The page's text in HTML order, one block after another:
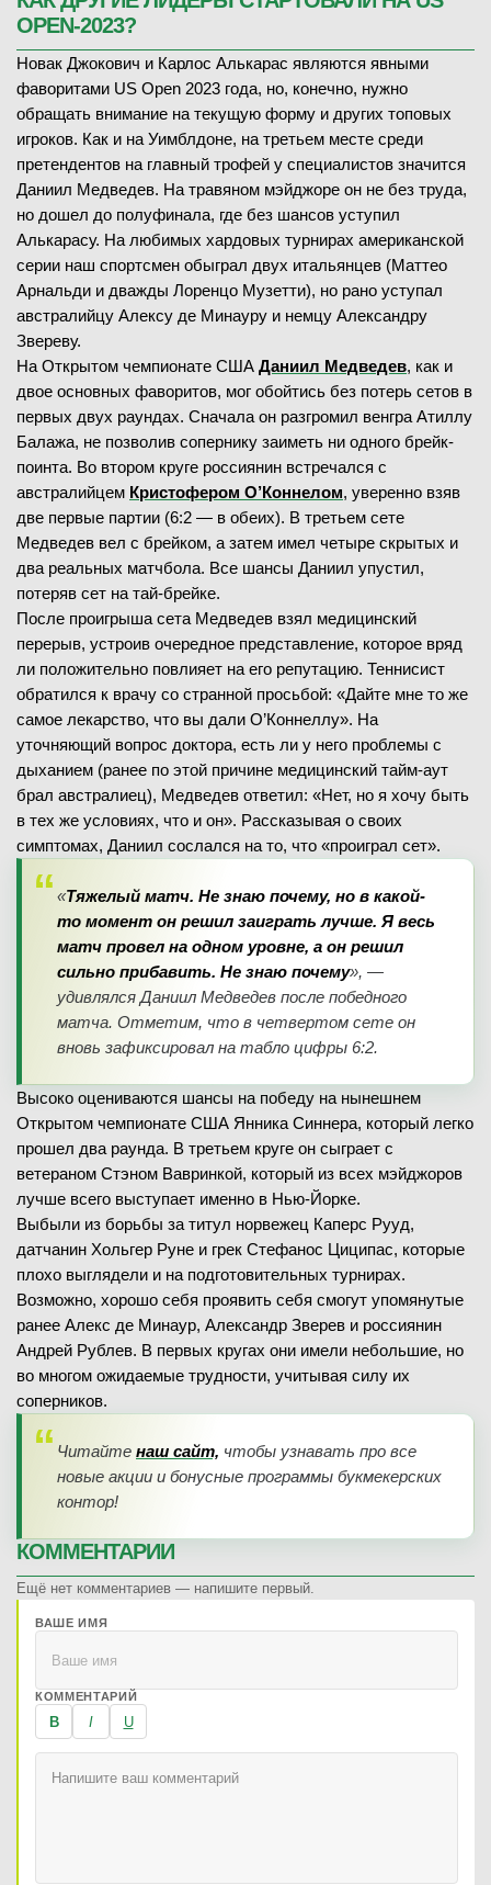
OPEN-2023?
Новак Джокович и Карлос Алькарас являются явными
фаворитами US Open 2023 года, но, конечно, нужно
обращать внимание на текущую форму и других топовых
игроков. Как и на Уимблдоне, на третьем месте среди
претендентов на главный трофей у специалистов значится
Даниил Медведев. На травяном мэйджоре он не без труда,
но дошел до полуфинала, где без шансов уступил
Алькарасу. На любимых хардовых турнирах американской
серии наш спортсмен обыграл двух итальянцев (Маттео
Арнальди и дважды Лоренцо Музетти), но рано уступал
австралийцу Алексу де Минауру и немцу Александру
Звереву.
На Открытом чемпионате США Даниил Медведев, как и
двое основных фаворитов, мог обойтись без потерь сетов в
первых двух раундах. Сначала он разгромил венгра Атиллу
Балажа, не позволив сопернику заиметь ни одного брейк-
поинта. Во втором круге россиянин встречался с
австралийцем Кристофером О’Коннелом, уверенно взяв
две первые партии (6:2 — в обеих). В третьем сете
Медведев вел с брейком, а затем имел четыре скрытых и
два реальных матчбола. Все шансы Даниил упустил,
потеряв сет на тай-брейке.
После проигрыша сета Медведев взял медицинский
перерыв, устроив очередное представление, которое вряд
ли положительно повлияет на его репутацию. Теннисист
обратился к врачу со странной просьбой: «Дайте мне то же
самое лекарство, что вы дали О’Коннеллу». На
уточняющий вопрос доктора, есть ли у него проблемы с
дыханием (ранее по этой причине медицинский тайм-аут
брал австралиец), Медведев ответил: «Нет, но я хочу быть
в тех же условиях, что и он». Рассказывая о своих
симптомах, Даниил сослался на то, что «проиграл сет».
«Тяжелый матч. Не знаю почему, но в какой-
то момент он решил заиграть лучше. Я весь
матч провел на одном уровне, а он решил
сильно прибавить. Не знаю почему», —
удивлялся Даниил Медведев после победного
матча. Отметим, что в четвертом сете он
вновь зафиксировал на табло цифры 6:2.
Высоко оцениваются шансы на победу на нынешнем
Открытом чемпионате США Янника Синнера, который легко
прошел два раунда. В третьем круге он сыграет с
ветераном Стэном Вавринкой, который из всех мэйджоров
лучше всего выступает именно в Нью-Йорке.
Выбыли из борьбы за титул норвежец Каперс Рууд,
датчанин Хольгер Руне и грек Стефанос Циципас, которые
плохо выглядели и на подготовительных турнирах.
Возможно, хорошо себя проявить себя смогут упомянутые
ранее Алекс де Минаур, Александр Зверев и россиянин
Андрей Рублев. В первых кругах они имели небольшие, но
во многом ожидаемые трудности, учитывая силу их
соперников.
Читайте наш сайт, чтобы узнавать про все
новые акции и бонусные программы букмекерских
контор!
КОММЕНТАРИИ
Ещё нет комментариев — напишите первый.
ВАШЕ ИМЯ
КОММЕНТАРИЙ
B I U